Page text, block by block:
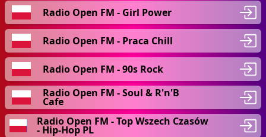
Radio Open FM - Girl Power
Radio Open FM - Praca Chill
Radio Open FM - 90s Rock
Radio Open FM - Soul & R'n'B
Cafe
Radio Open FM - Top Wszech Czasów
- Hip-Hop PL